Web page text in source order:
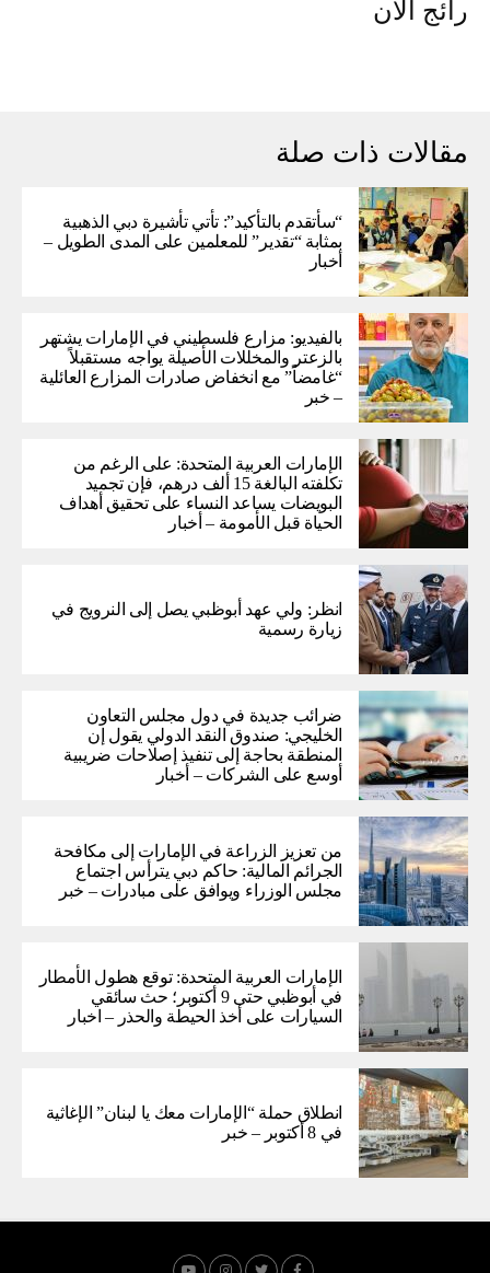
رائج الآن
مقالات ذات صلة
“سأتقدم بالتأكيد”: تأتي تأشيرة دبي الذهبية
بمثابة “تقدير” للمعلمين على المدى الطويل –
أخبار
بالفيديو: مزارع فلسطيني في الإمارات يشتهر
بالزعتر والمخللات الأصيلة يواجه مستقبلاً
“غامضاً” ​​مع انخفاض صادرات المزارع العائلية
– خبر
الإمارات العربية المتحدة: على الرغم من
تكلفته البالغة 15 ألف درهم، فإن تجميد
البويضات يساعد النساء على تحقيق أهداف
الحياة قبل الأمومة – أخبار
انظر: ولي عهد أبوظبي يصل إلى النرويج في
زيارة رسمية
ضرائب جديدة في دول مجلس التعاون
الخليجي: صندوق النقد الدولي يقول إن
المنطقة بحاجة إلى تنفيذ إصلاحات ضريبية
أوسع على الشركات – أخبار
من تعزيز الزراعة في الإمارات إلى مكافحة
الجرائم المالية: حاكم دبي يترأس اجتماع
مجلس الوزراء ويوافق على مبادرات – خبر
الإمارات العربية المتحدة: توقع هطول الأمطار
في أبوظبي حتى 9 أكتوبر؛ حث سائقي
السيارات على أخذ الحيطة والحذر – اخبار
انطلاق حملة “الإمارات معك يا لبنان” الإغاثية
في 8 أكتوبر – خبر